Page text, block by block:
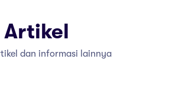
Artikel
dan informasi lainnya